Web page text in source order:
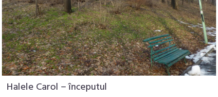
Halele Carol – începutul